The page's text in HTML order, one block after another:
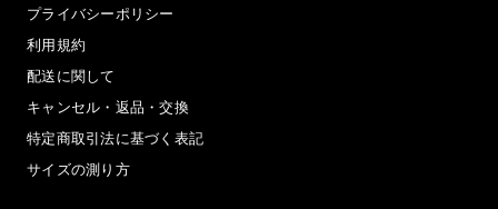
プライバシーポリシー
利用規約
配送に関して
キャンセル・返品・交換
特定商取引法に基づく表記
サイズの測り方